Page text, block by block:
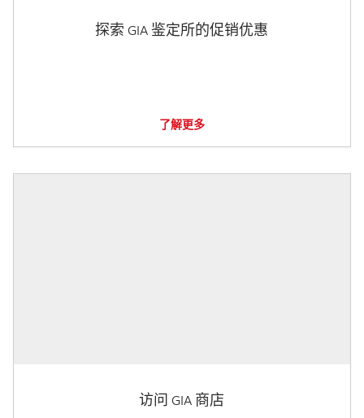
探索 GIA 鉴定所的促销优惠
了解更多
访问 GIA 商店